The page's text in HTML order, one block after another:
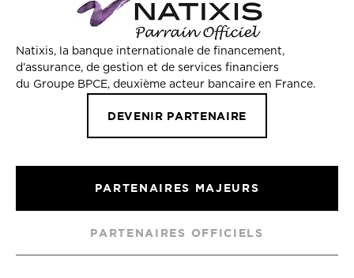
Natixis, la banque internationale de financement,
d’assurance, de gestion et de services financiers
du Groupe BPCE, deuxième acteur bancaire en France.
DEVENIR PARTENAIRE
PARTENAIRES MAJEURS
PARTENAIRES OFFICIELS